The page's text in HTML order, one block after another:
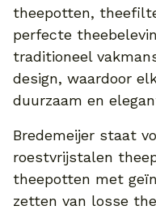
theepotten,
perfecte
traditioneel
design, waardoor
duurzaam en
Bredemeijer staat
roestvrijstalen
theepotten met
zetten van losse